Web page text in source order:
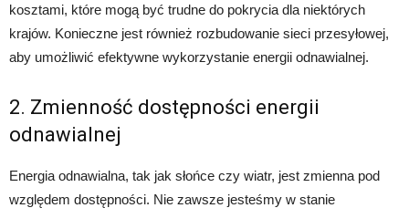
kosztami, które mogą być trudne do pokrycia dla niektórych
krajów. Konieczne jest również rozbudowanie sieci przesyłowej,
aby umożliwić efektywne wykorzystanie energii odnawialnej.
2. Zmienność dostępności energii
odnawialnej
Energia odnawialna, tak jak słońce czy wiatr, jest zmienna pod
względem dostępności. Nie zawsze jesteśmy w stanie